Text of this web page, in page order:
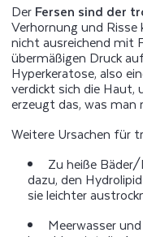
Der Fersen sind der
Verhornung und
nicht ausreichend mit
übermäßigen Druck
Hyperkeratose, also
verdickt sich die Haut,
erzeugt das, was man
Weitere Ursachen für
Zu heiße
dazu, den
sie leichter
Meerwasser